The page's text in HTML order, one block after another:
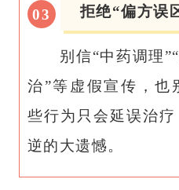
03 拒绝“偏方误
别信“中药调理
治”等虚假宣传，也
些行为只会延误治
逆的大遗憾。